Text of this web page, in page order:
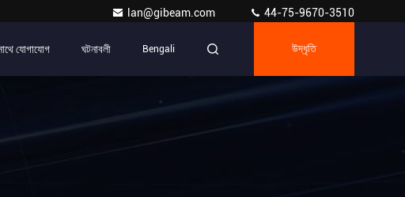
lan@gibeam.com 44-75-9670-3510
যোগাযোগ ঘটনাবলী Bengali উদ্ধৃতি